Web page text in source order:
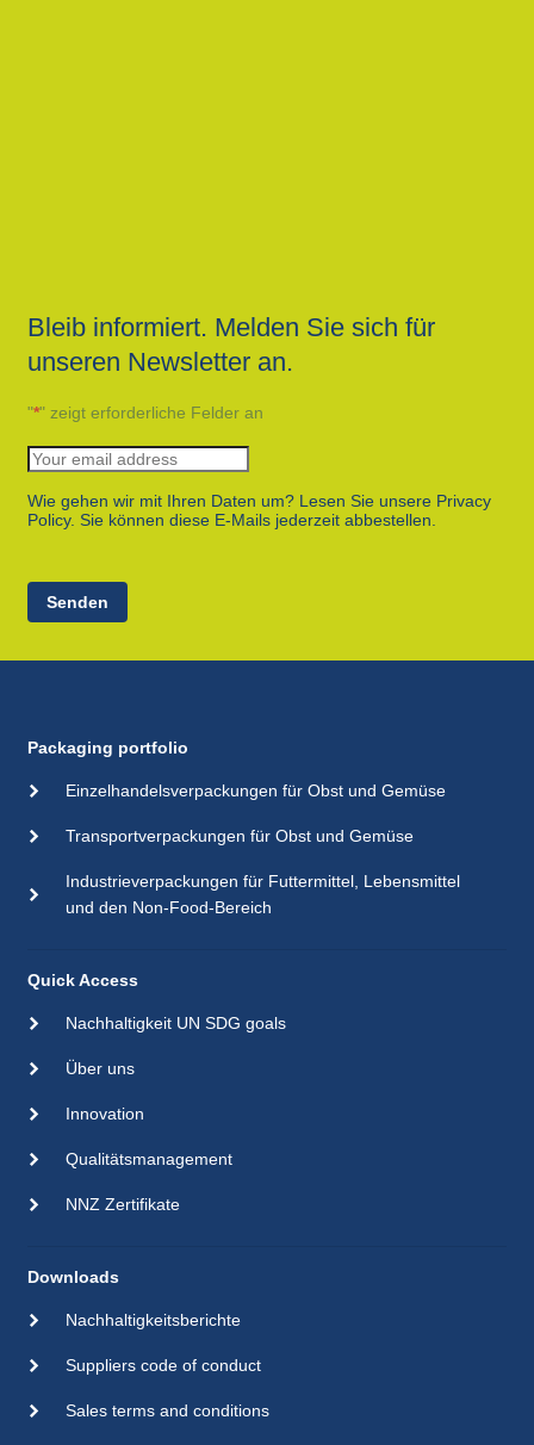
Bleib informiert. Melden Sie sich für
unseren Newsletter an.
"*" zeigt erforderliche Felder an
Wie gehen wir mit Ihren Daten um? Lesen Sie unsere Privacy
Policy. Sie können diese E-Mails jederzeit abbestellen.
Senden
Packaging portfolio
Einzelhandelsverpackungen für Obst und Gemüse
Transportverpackungen für Obst und Gemüse
Industrieverpackungen für Futtermittel, Lebensmittel
und den Non-Food-Bereich
Quick Access
Nachhaltigkeit UN SDG goals
Über uns
Innovation
Qualitätsmanagement
NNZ Zertifikate
Downloads
Nachhaltigkeitsberichte
Suppliers code of conduct
Sales terms and conditions